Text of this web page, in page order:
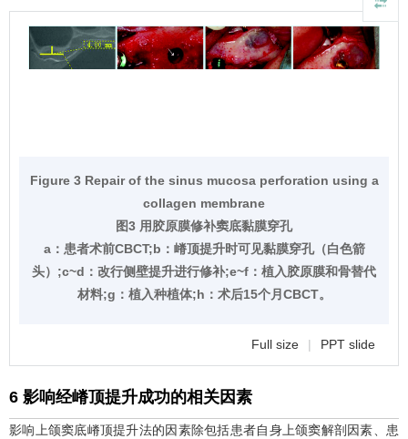
Figure 3 Repair of the sinus mucosa perforation using a
collagen membrane
图3 用胶原膜修补窦底黏膜穿孔
a：患者术前CBCT;b：嵴顶提升时可见黏膜穿孔（白色箭
头）;c~d：改行侧壁提升进行修补;e~f：植入胶原膜和骨替代
材料;g：植入种植体;h：术后15个月CBCT。
Full size | PPT slide
6 影响经嵴顶提升成功的相关因素
影响上颌窦底嵴顶提升法的因素除包括患者自身上颌窦解剖因素、患